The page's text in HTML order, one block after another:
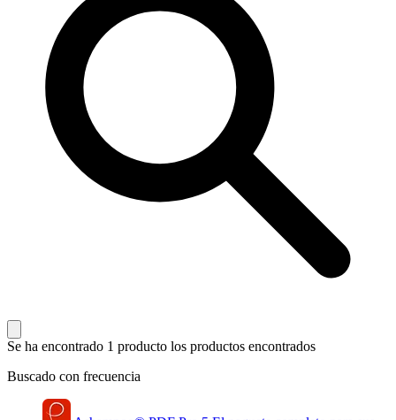
Se ha encontrado 1 producto los productos encontrados
Buscado con frecuencia